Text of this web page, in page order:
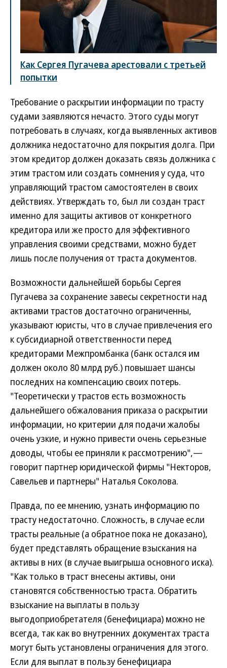
Как Сергея Пугачева арестовали с третьей
попытки
Требование о раскрытии информации по трасту
судами заявляются нечасто. Этого суды могут
потребовать в случаях, когда выявленных активов
должника недостаточно для покрытия долга. При
этом кредитор должен доказать связь должника с
этим трастом или создать сомнения у суда, что
управляющий трастом самостоятелен в своих
действиях. Утверждать то, был ли создан траст
именно для защиты активов от конкретного
кредитора или же просто для эффективного
управления своими средствами, можно будет
лишь после получения от траста документов.
Возможности дальнейшей борьбы Сергея
Пугачева за сохранение завесы секретности над
активами трастов достаточно ограниченны,
указывают юристы, что в случае привлечения его
к субсидиарной ответственности перед
кредиторами Межпромбанка (банк остался им
должен около 80 млрд руб.) повышает шансы
последних на компенсацию своих потерь.
"Теоретически у трастов есть возможность
дальнейшего обжалования приказа о раскрытии
информации, но критерии для подачи жалобы
очень узкие, и нужно привести очень серьезные
доводы, чтобы ее приняли к рассмотрению",—
говорит партнер юридической фирмы "Некторов,
Савельев и партнеры" Наталья Соколова.
Правда, по ее мнению, узнать информацию по
трасту недостаточно. Сложность, в случае если
трасты реальные (а обратное пока не доказано),
будет представлять обращение взыскания на
активы в них (в случае выигрыша основного иска).
"Как только в траст внесены активы, они
становятся собственностью траста. Обратить
взыскание на выплаты в пользу
выгодоприобретателя (бенефициара) можно не
всегда, так как во внутренних документах траста
могут быть установлены ограничения для этого.
Если для выплат в пользу бенефициара